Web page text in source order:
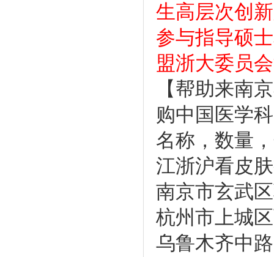
生高层次创
参与指导硕
盟浙大委员
【帮助来南
购中国医学
名称，数量
江浙沪看皮
南京市玄武
杭州市上城
乌鲁木齐中